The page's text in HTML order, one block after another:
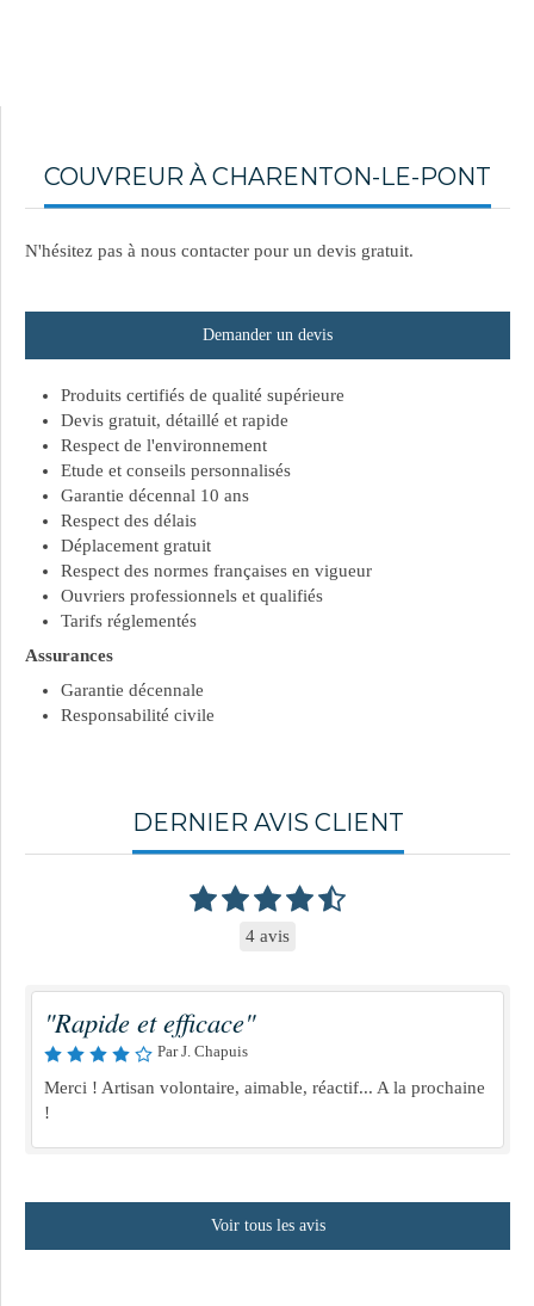
COUVREUR À CHARENTON-LE-PONT
N'hésitez pas à nous contacter pour un devis gratuit.
Demander un devis
Produits certifiés de qualité supérieure
Devis gratuit, détaillé et rapide
Respect de l'environnement
Etude et conseils personnalisés
Garantie décennal 10 ans
Respect des délais
Déplacement gratuit
Respect des normes françaises en vigueur
Ouvriers professionnels et qualifiés
Tarifs réglementés
Assurances
Garantie décennale
Responsabilité civile
DERNIER AVIS CLIENT
4 avis
"Rapide et efficace"
Par J. Chapuis
Merci ! Artisan volontaire, aimable, réactif... A la prochaine
!
Voir tous les avis